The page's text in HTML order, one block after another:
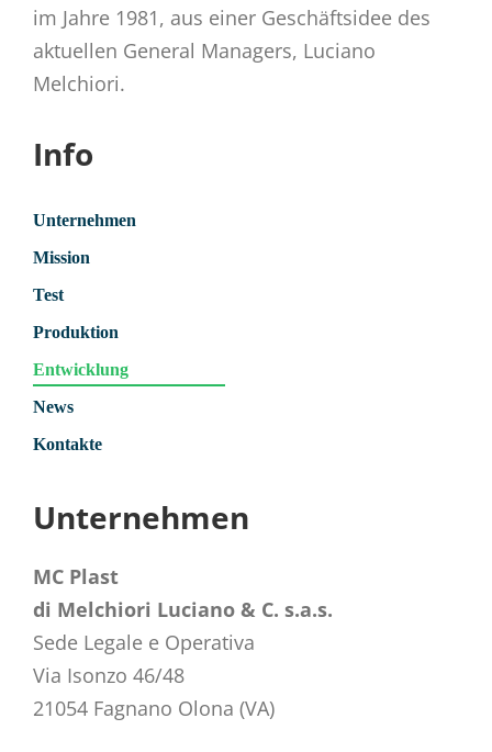
im Jahre 1981, aus einer Geschäftsidee des
aktuellen General Managers, Luciano
Melchiori.
Info
Unternehmen
Mission
Test
Produktion
Entwicklung
News
Kontakte
Unternehmen
MC Plast
di Melchiori Luciano & C. s.a.s.
Sede Legale e Operativa
Via Isonzo 46/48
21054 Fagnano Olona (VA)